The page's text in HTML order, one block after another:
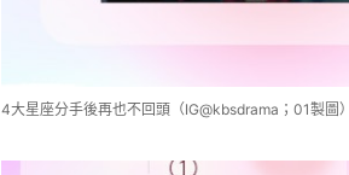
4大星座分手後再也不回頭（IG@kbsdrama；01製圖